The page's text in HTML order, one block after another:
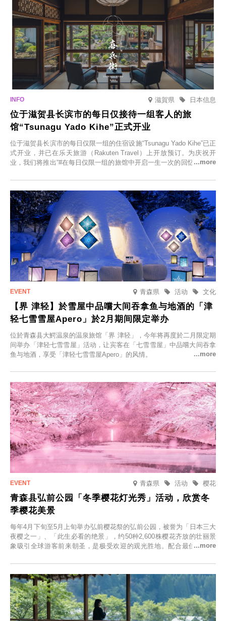
滋賀県 日本信息
位于滋贺县长滨市的每日仅接待一组客人的旅
馆“Tsunagu Yado Kihe”正式开业
位于滋贺县长滨市的每日仅限一组的住宿设施“Tsunagu Yado Kihe”已正
式开业，并已在乐天旅游（Rakuten Travel）上开放预订。为庆祝开
业，我们将推出“#在每日仅限一组的旅馆中开启一生一次的回忆之旅”活
在此与重要之人共度一段难忘的特别时光。
青森県 文化
活动
【界 津轻】於雪屋中品嚐大间吞拿鱼与地酒的「津
轻七雪雪屋Apero」於2月期间限定举办
位於青森县大鰐温泉的温泉旅馆「界 津轻」，今年将再度於二月限定期
间举办「津轻七雪雪屋」活动，让宾客在「七雪雪屋」中品嚐大间吞拿
鱼与地酒，享受「津轻七雪雪屋Apero」的风情。
青森県 樱花
活动
青森县弘前公园「冬季樱花灯光秀」活动，欣赏冬
季樱花美景
每年4月下旬至5月上旬举办弘前樱花祭的弘前公园，被誉为「日本三大
夜樱之一」、「此生必看的绝景」，约50种2,600株樱花齐放的壮丽景
象吸引全球游客前来朝圣，是极受欢迎的观光胜地。配合最佳观雪时
「冬季樱花灯光秀」。